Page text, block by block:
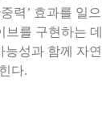
력’ 효과를 일으
를 구현하는 데
성과 함께 자연